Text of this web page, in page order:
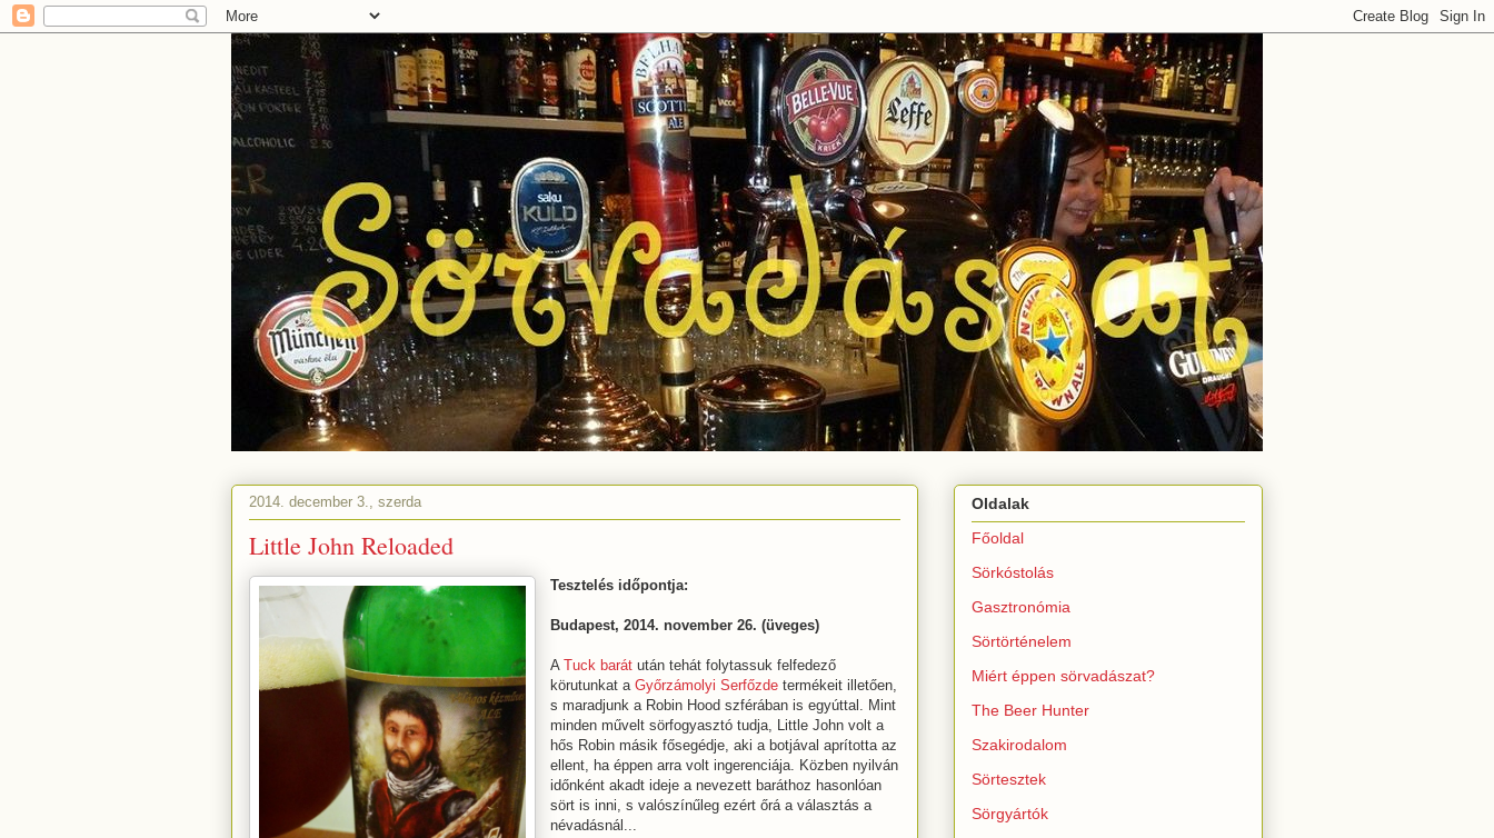
2014. december 3., szerda
Little John Reloaded
Tesztelés időpontja:
Budapest, 2014. november 26. (üveges)
A Tuck barát után tehát folytassuk felfedező
körutunkat a Győrzámolyi Serfőzde termékeit illetően,
s maradjunk a Robin Hood szférában is egyúttal. Mint
minden művelt sörfogyasztó tudja, Little John volt a
hős Robin másik fősegédje, aki a botjával aprította az
ellent, ha éppen arra volt ingerenciája. Közben nyilván
időnként akadt ideje a nevezett baráthoz hasonlóan
sört is inni, s valószínűleg ezért őrá a választás a
névadásnál...
Oldalak
Főoldal
Sörkóstolás
Gasztronómia
Sörtörténelem
Miért éppen sörvadászat?
The Beer Hunter
Szakirodalom
Sörtesztek
Sörgyártók